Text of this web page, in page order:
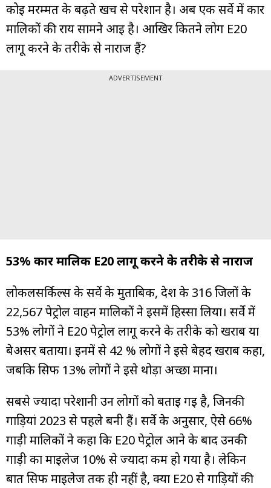
कोई मरम्मत के बढ़ते खर्च से परेशान है। अब एक सर्वे में कार
मालिकों की राय सामने आई है। आखिर कितने लोग E20
लागू करने के तरीके से नाराज हैं?
ADVERTISEMENT
53% कार मालिक E20 लागू करने के तरीके से नाराज
लोकलसर्किल्स के सर्वे के मुताबिक, देश के 316 जिलों के
22,567 पेट्रोल वाहन मालिकों ने इसमें हिस्सा लिया। सर्वे में
53% लोगों ने E20 पेट्रोल लागू करने के तरीके को खराब या
बेअसर बताया। इनमें से 42 % लोगों ने इसे बेहद खराब कहा,
जबकि सिर्फ 13% लोगों ने इसे थोड़ा अच्छा माना।
सबसे ज्यादा परेशानी उन लोगों को बताई गई है, जिनकी
गाड़ियां 2023 से पहले बनी हैं। सर्वे के अनुसार, ऐसे 66%
गाड़ी मालिकों ने कहा कि E20 पेट्रोल आने के बाद उनकी
गाड़ी का माइलेज 10% से ज्यादा कम हो गया है। लेकिन
बात सिर्फ माइलेज तक ही नहीं है, क्या E20 से गाड़ियों की